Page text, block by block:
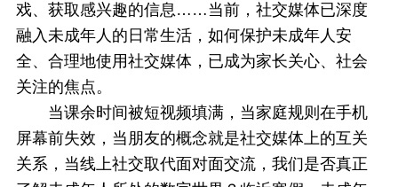
戏、获取感兴趣的信息……当前，社交媒体已深度
融入未成年人的日常生活，如何保护未成年人安
全、合理地使用社交媒体，已成为家长关心、社会
关注的焦点。
当课余时间被短视频填满，当家庭规则在手机
屏幕前失效，当朋友的概念就是社交媒体上的互关
关系，当线上社交取代面对面交流，我们是否真正